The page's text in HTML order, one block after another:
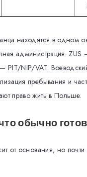
находятся в одном
администрация. ZUS
PIT/NIP/VAT.
пребывания и
право жить в Польше.
обычно
от основания, но почти